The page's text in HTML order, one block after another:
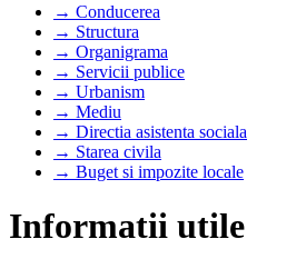
→ Conducerea
→ Structura
→ Organigrama
→ Servicii publice
→ Urbanism
→ Mediu
→ Directia asistenta sociala
→ Starea civila
→ Buget si impozite locale
Informatii utile